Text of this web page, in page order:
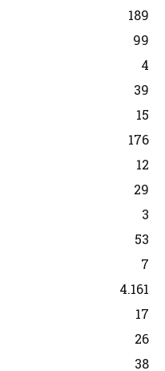
189
99
4
39
15
176
12
29
3
53
7
4.161
17
26
38